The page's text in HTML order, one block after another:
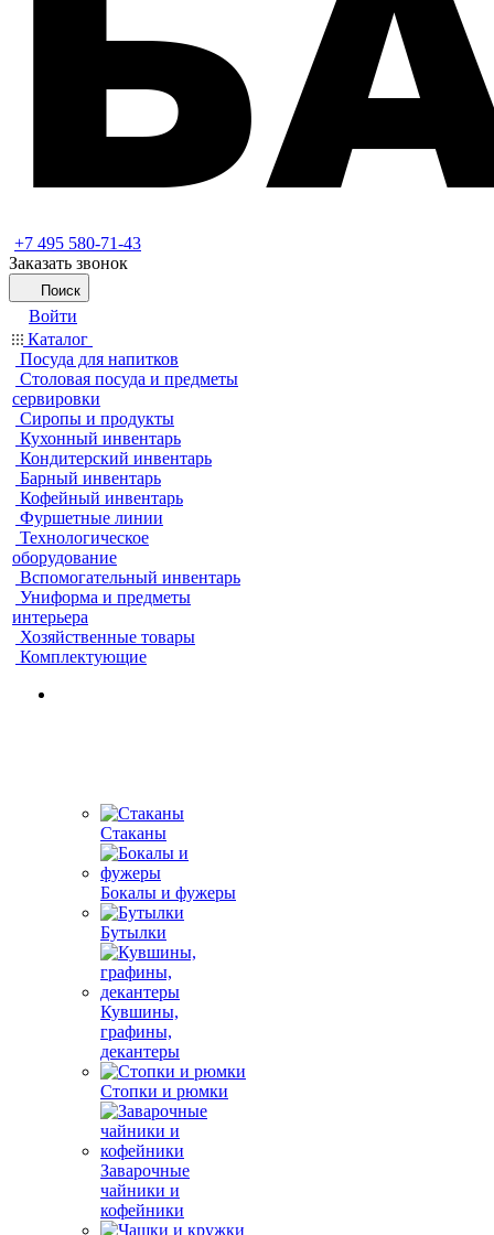
+7 495 580-71-43
Заказать звонок
Поиск
Войти
Каталог
Посуда для напитков
Столовая посуда и предметы
сервировки
Сиропы и продукты
Кухонный инвентарь
Кондитерский инвентарь
Барный инвентарь
Кофейный инвентарь
Фуршетные линии
Технологическое
оборудование
Вспомогательный инвентарь
Униформа и предметы
интерьера
Хозяйственные товары
Комплектующие
Стаканы
Бокалы и фужеры
Бутылки
Кувшины,
графины,
декантеры
Стопки и рюмки
Заварочные
чайники и
кофейники